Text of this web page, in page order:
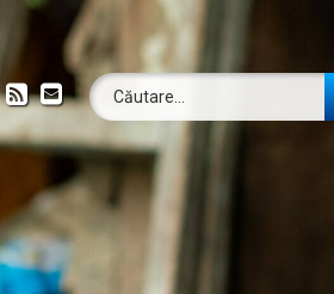
RSSEmailCaută după: